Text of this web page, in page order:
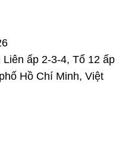
ấp 2-3-4, Tổ 12 ấp
Hồ Chí Minh, Việt